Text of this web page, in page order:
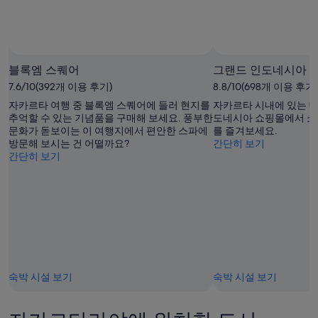
블록엠 스퀘어
7.6/10(392개 이용 후기)
자카르타 여행 중 블록엠 스퀘어에 들러 현지를
추억할 수 있는 기념품을 구매해 보세요. 풍부한
문화가 돋보이는 이 여행지에서 편안한 스파에
방문해 보시는 건 어떨까요?
간단히 보기
숙박 시설 보기
그랜드 인도네시아
8.8/10(698개 이용 후기)
자카르타 시내에 있는
도네시아 쇼핑몰에서
를 즐겨보세요.
간단히 보기
숙박 시설 보기